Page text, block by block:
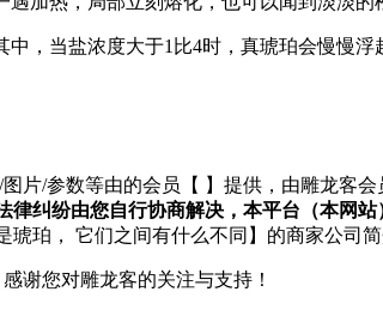
，当盐浓度大于1比4时，真琥珀会慢慢浮
片/参数等由的会员【 】提供，由雕龙客会
纠纷由您自行协商解决，本平台（本网站
珀， 它们之间有什么不同】的商家公司简
谢您对雕龙客的关注与支持！